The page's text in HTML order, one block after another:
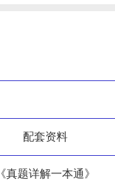
配套资料
《真题详解一本通》